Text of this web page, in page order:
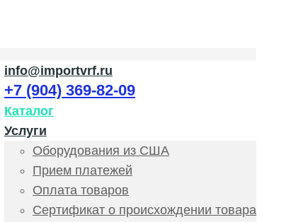
info@importvrf.ru
+7 (904) 369-82-09
Каталог
Услуги
Оборудования из США
Прием платежей
Оплата товаров
Сертификат о происхождении товара